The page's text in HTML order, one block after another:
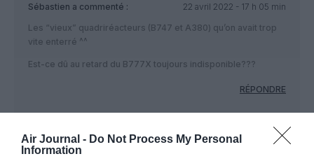
Air Journal - Do Not Process My Personal
Information
Sébastien a commenté :
22 avril 2022 - 17 h 05 min
Les “vieux” quadriréacteurs (B747 et A380) qu’on avait trop
vite enterré ^^
Est-ce dû au retard du B777X toujours indisponible???
RÉPONDRE
Max1a commenté :
23 avril 2022 - 1 h 02